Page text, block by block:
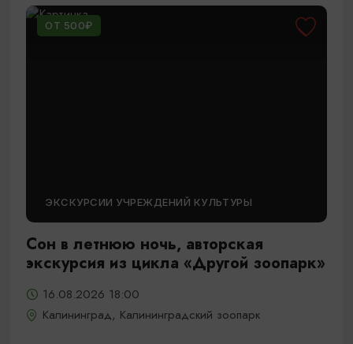
ОТ 500₽
ЭКСКУРСИИ УЧРЕЖДЕНИЙ КУЛЬТУРЫ
Сон в летнюю ночь, авторская
экскурсия из цикла «Другой зоопарк»
16.08.2026 18:00
Калининград, Калининградский зоопарк